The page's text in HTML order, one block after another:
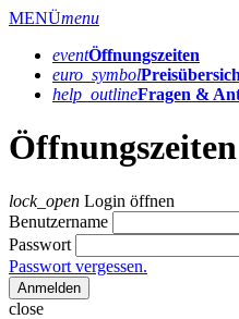
MENÜmenu
eventÖffnungs­zeiten
euro_symbol
help_outlineFragen &
Öffnungszeiten
lock_open Login öffnen
Benutzername
Passwort
Passwort vergessen.
Anmelden
close